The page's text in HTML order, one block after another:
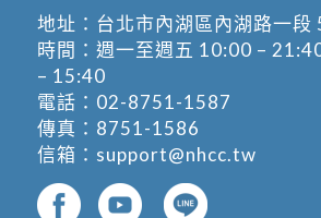
地址： 台北市內湖區內湖路一段
時間：週一至週五 10:00 –
– 15:40
電話： 02-8751-1587
傳真：8751-1586
信箱： support@nhcc.tw